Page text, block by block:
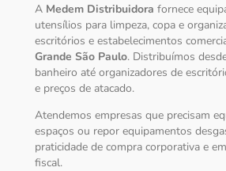
A Medem Distribuidora fornece
utensílios para limpeza, copa e
escritórios e estabelecimentos
Grande São Paulo. Distribuímos
banheiro até organizadores de
e preços de atacado.
Atendemos empresas que precisam
espaços ou repor equipamentos
praticidade de compra corporativa e
fiscal.